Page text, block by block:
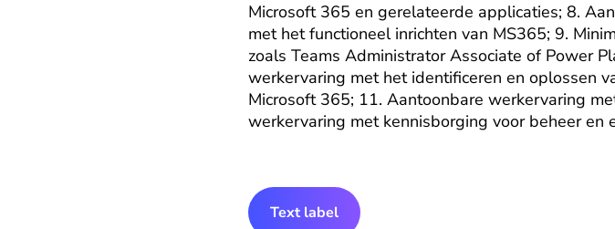
Microsoft 365 en gerelateerde applicaties; 8.
met het functioneel inrichten van MS365; 9.
zoals Teams Administrator Associate of Power
werkervaring met het identificeren en oplossen
Microsoft 365; 11. Aantoonbare werkervaring
werkervaring met kennisborging voor beheer en
Text label